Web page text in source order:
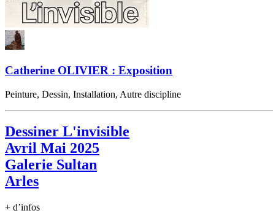
Catherine OLIVIER : Exposition
Peinture, Dessin, Installation, Autre discipline
Dessiner L'invisible
Avril Mai 2025
Galerie Sultan
Arles
+ d’infos